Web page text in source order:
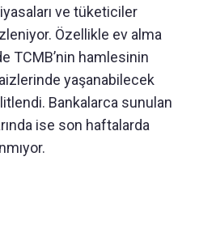
ve tüketiciler
Özellikle ev alma
TCMB’nin hamlesinin
yaşanabilecek
Bankalarca sunulan
ise son haftalarda